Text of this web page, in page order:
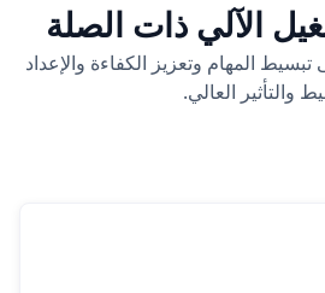
الآلي ذات الصلة
المهام وتعزيز الكفاءة والإعداد
والتأثير العالي.